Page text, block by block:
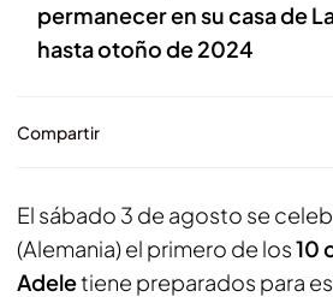
permanecer en su casa de
hasta otoño de 2024
Compartir
El sábado 3 de agosto se
(Alemania) el primero de los10
Adeletiene preparados para